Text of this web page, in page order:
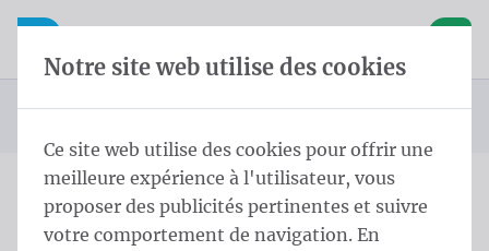
Skip content
Sauter la sélection de la langue
Ouvrir la navigation mobile
Page d'accueil
Produits
Drapeaux
Drapeaux officiels et protocolaires
Drapeaux des pays
Drapeaux de pays d'Océanie Drapeau Îles Cook
Drapeau Îles Cook
Notre site web utilise des cookies
Ce site web utilise des cookies pour offrir une
meilleure expérience à l'utilisateur, vous
proposer des publicités pertinentes et suivre
votre comportement de navigation. En